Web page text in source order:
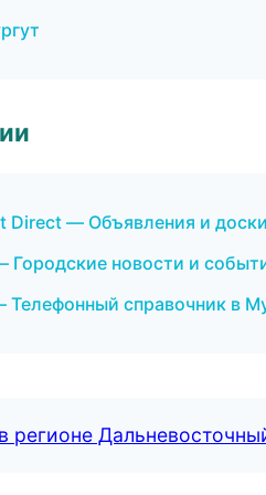
Direct — Объявления и
Городские новости и
справочник в
регионе